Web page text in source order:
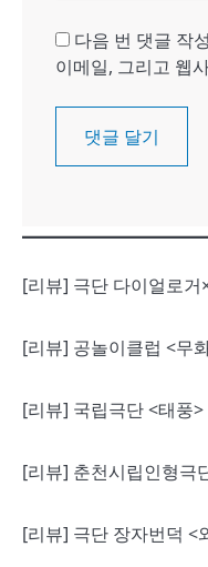
다음 번 댓글 작
이메일, 그리고 웹
[리뷰] 극단 다이얼로
[리뷰] 공놀이클럽 <무
[리뷰] 국립극단 <태풍>
[리뷰] 춘천시립인형극
[리뷰] 극단 장자번덕 <